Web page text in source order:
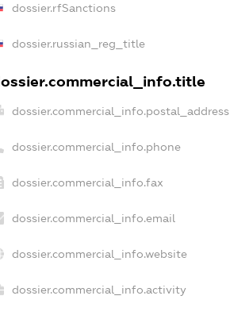
dossier.rfSanctions
dossier.russian_reg_title
dossier.commercial_info.postal_address
dossier.commercial_info.phone
dossier.commercial_info.fax
dossier.commercial_info.email
dossier.commercial_info.website
dossier.commercial_info.activity